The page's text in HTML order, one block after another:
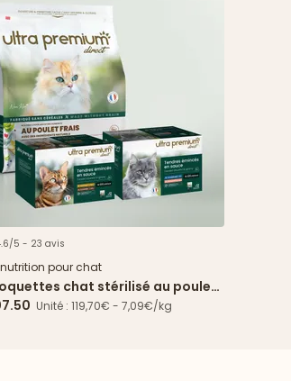
5 - 23 avis
pour chat
chat stérilisé au poulet
sachets
Unité : 119,70€ - 7,09€/kg